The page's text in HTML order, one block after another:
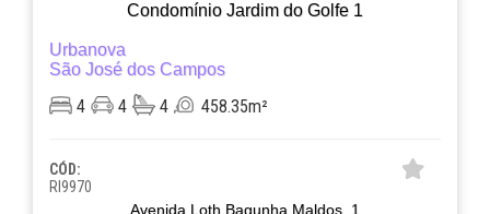
Condomínio Jardim do Golfe 1
Urbanova
São José dos Campos
4 4 4 458.35m²
CÓD:
RI9970
Avenida Loth Bagunha Maldos, 1